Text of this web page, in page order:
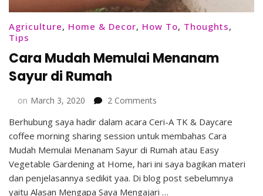
Agriculture, Home & Decor, How To, Thoughts,
Tips
Cara Mudah Memulai Menanam
Sayur di Rumah
on March 3, 2020 2 Comments
Mudah
Memulai
Menanam
Sayur
Rumah
Berhubung saya hadir dalam acara Ceri-A TK & Daycare
coffee morning sharing session untuk membahas Cara
Mudah Memulai Menanam Sayur di Rumah atau Easy
Vegetable Gardening at Home, hari ini saya bagikan materi
dan penjelasannya sedikit yaa. Di blog post sebelumnya
yaitu Alasan Mengapa Saya Mengajari …